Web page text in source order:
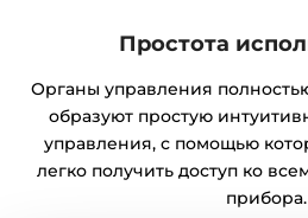
Простота
Органы управления
образуют простую
управления, с помощью
легко получить доступ ко
прибора.